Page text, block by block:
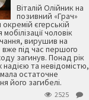
Віталій Олійник на
позивний «Грач»
єгерській
чоловік
вирушив на
під час першого
загинув. Понад рік
надією та невідомістю,
остаточне
його загибелі.
2525